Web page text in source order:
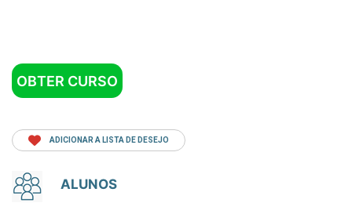
OBTER CURSO
ADICIONAR A LISTA DE DESEJO
ALUNOS